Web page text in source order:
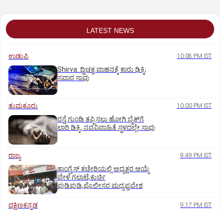
LATEST NEWS
ಉಡುಪಿ 10:08 PM IST
Shirva: ದ್ವಿಚಕ್ರ ವಾಹನಕ್ಕೆ ಕಾರು ಢಿಕ್ಕಿ;
ಸವಾರ ಸಾವು
ತುಮಕೂರು 10:00 PM IST
ರಸ್ತೆ ಗುಂಡಿ ತಪ್ಪಿಸಲು ಹೋಗಿ ಬೈಕ್‌ಗೆ
ಲಾರಿ ಡಿಕ್ಕಿ, ನವವಿವಾಹಿತೆ ಸ್ಥಳದಲ್ಲೇ ಸಾವು
ರಾಜ್ಯ 9:49 PM IST
ಕಾಂಗ್ರೆಸ್ ಕಚೇರಿಯಲ್ಲಿ ಅಧ್ಯಕ್ಷರ ಆಯ್ಕೆ
ವೇಳೆ ಗಲಾಟೆ,ಕುರ್ಚಿ
ಪುಡಿಪುಡಿ,ಪೊಲೀಸರ ಮಧ್ಯಪ್ರವೇಶ
ದಕ್ಷಿಣಕನ್ನಡ 9:17 PM IST